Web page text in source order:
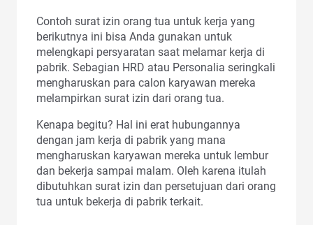
Contoh surat izin orang tua untuk kerja yang
berikutnya ini bisa Anda gunakan untuk
melengkapi persyaratan saat melamar kerja di
pabrik. Sebagian HRD atau Personalia seringkali
mengharuskan para calon karyawan mereka
melampirkan surat izin dari orang tua.
Kenapa begitu? Hal ini erat hubungannya
dengan jam kerja di pabrik yang mana
mengharuskan karyawan mereka untuk lembur
dan bekerja sampai malam. Oleh karena itulah
dibutuhkan surat izin dan persetujuan dari orang
tua untuk bekerja di pabrik terkait.